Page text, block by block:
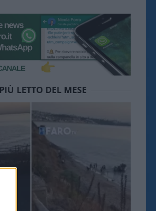
LETTO DEL MESE